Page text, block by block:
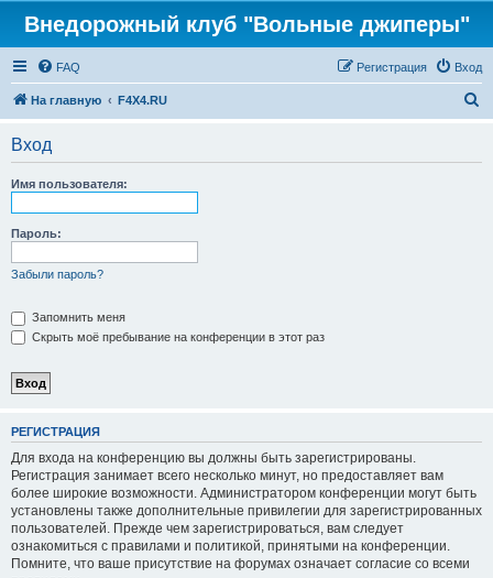
Внедорожный клуб "Вольные джиперы"
FAQ Вход
Регистрация
На главную F4X4.RU
Вход
Имя пользователя:
Пароль:
Забыли пароль?
Запомнить меня
Скрыть моё пребывание на конференции в этот раз
РЕГИСТРАЦИЯ
Для входа на конференцию вы должны быть зарегистрированы.
Регистрация занимает всего несколько минут, но предоставляет вам
более широкие возможности. Администратором конференции могут быть
установлены также дополнительные привилегии для зарегистрированных
пользователей. Прежде чем зарегистрироваться, вам следует
ознакомиться с правилами и политикой, принятыми на конференции.
Помните, что ваше присутствие на форумах означает согласие со всеми